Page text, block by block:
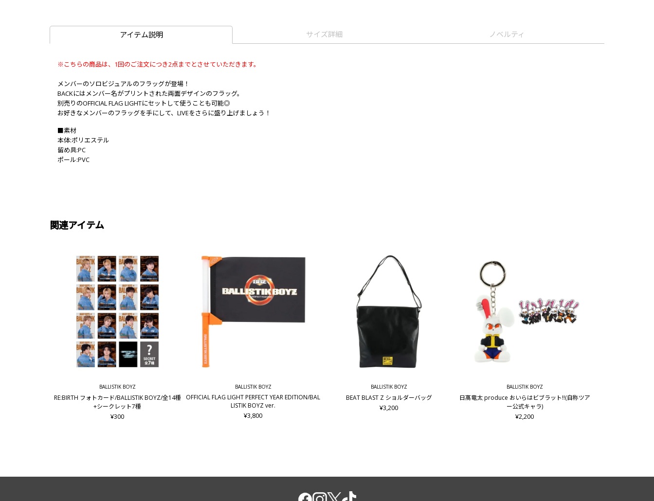
アイテム説明 サイズ詳細 ノベルティ
※こちらの商品は、1回のご注文につき2点までとさせていただきます。
メンバーのソロビジュアルのフラッグが登場！
BACKにはメンバー名がプリントされた両面デザインのフラッグ。
別売りのOFFICIAL FLAG LIGHTにセットして使うことも可能◎
お好きなメンバーのフラッグを手にして、LIVEをさらに盛り上げましょう！
■素材
本体:ポリエステル
留め具:PC
ポール:PVC
関連アイテム
BALLISTIK BOYZ
RE:BIRTH フォトカード/BALLISTIK BOYZ/全14種
+シークレット7種
¥300
BALLISTIK BOYZ
OFFICIAL FLAG LIGHT PERFECT YEAR EDITION/BAL
LISTIK BOYZ ver.
¥3,800
BALLISTIK BOYZ
BEAT BLAST Z ショルダーバッグ
¥3,200
BALLISTIK BOYZ
日髙竜太 produce おいらはビブラット!!(自称ツア
ー公式キャラ)
¥2,200